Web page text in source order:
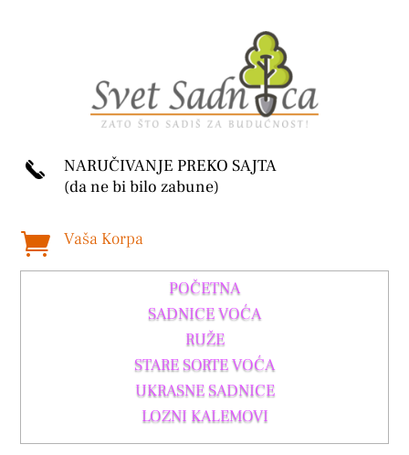
NARUČIVANJE PREKO SAJTA
(da ne bi bilo zabune)
 Vaša Korpa
POČETNA
SADNICE VOĆA
RUŽE
STARE SORTE VOĆA
UKRASNE SADNICE
LOZNI KALEMOVI